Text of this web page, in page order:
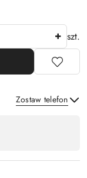
szt.
Zostaw telefon